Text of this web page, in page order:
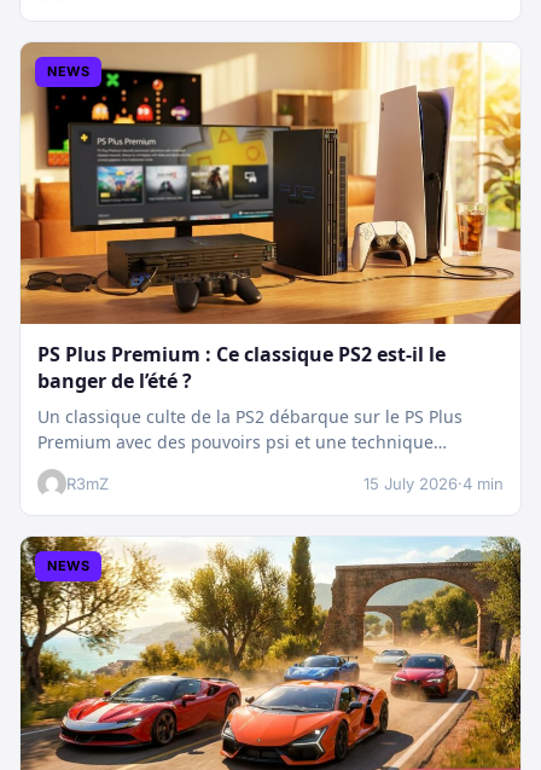
NEWS
PS Plus Premium : Ce classique PS2 est-il le
banger de l’été ?
Un classique culte de la PS2 débarque sur le PS Plus
Premium avec des pouvoirs psi et une technique
boostée.…
R3mZ 15 July 2026·4 min
NEWS